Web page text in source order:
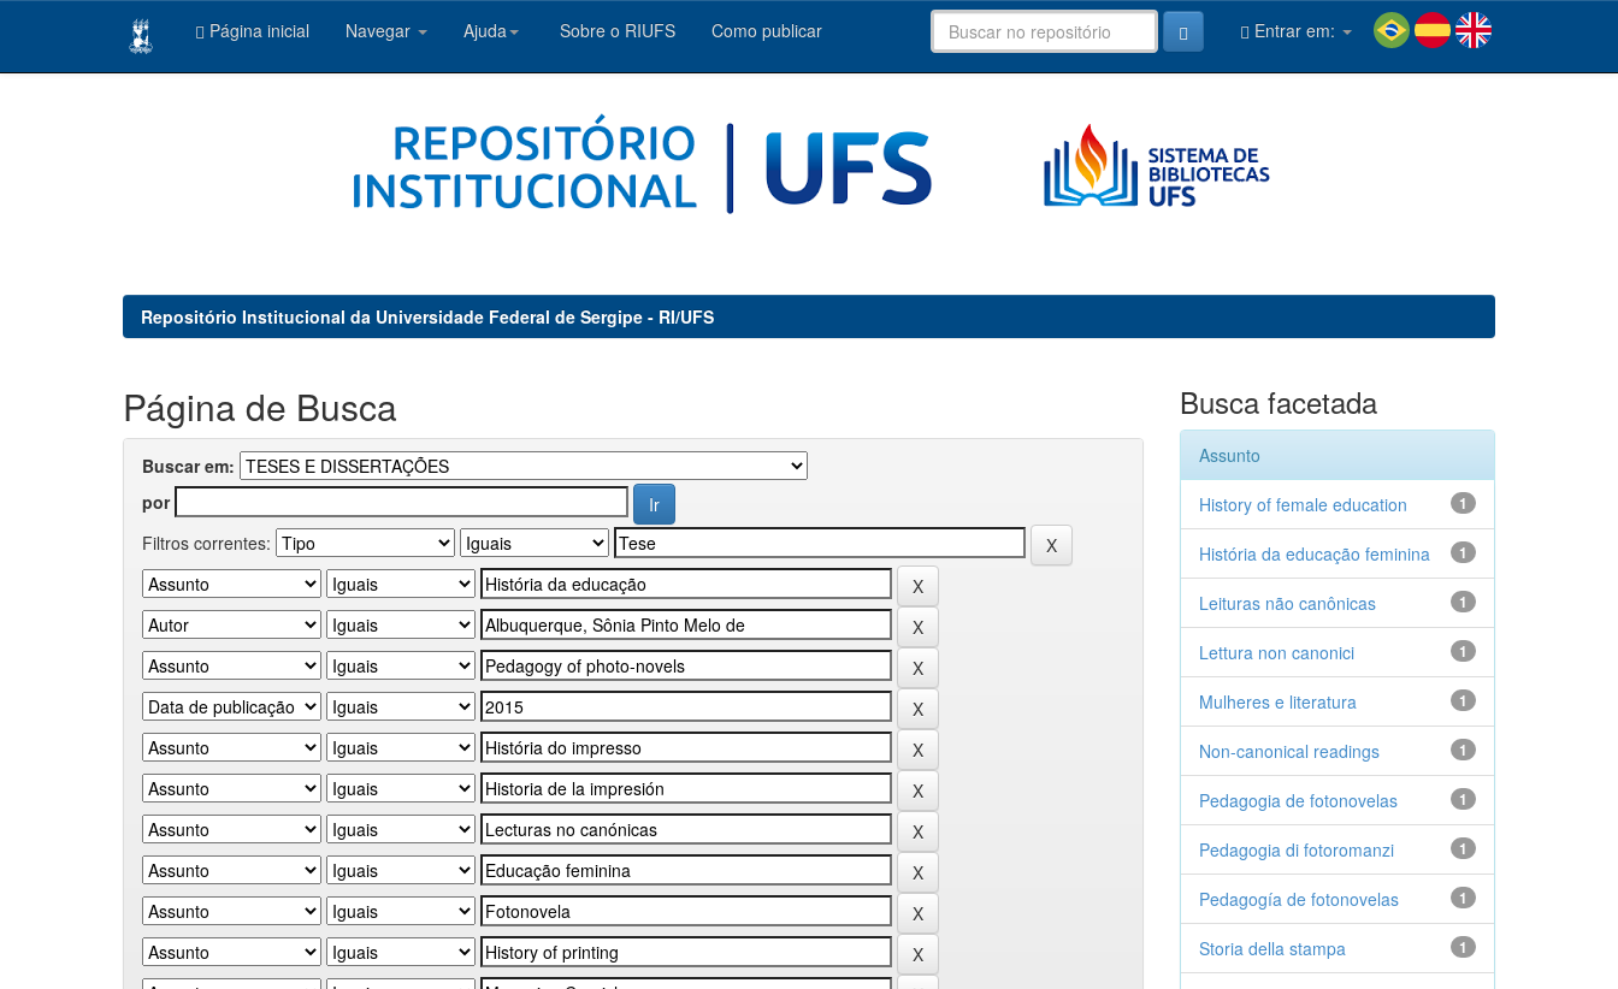
Página inicial Navegar Ajuda Sobre o RIUFS Como publicar Entrar em:
Repositório Institucional da Universidade Federal de Sergipe - RI/UFS
Página de Busca
Buscar em:
por
Filtros correntes:
Busca facetada
Assunto
1
History of female education
1
História da educação feminina
1
Leituras não canônicas
1
Lettura non canonici
1
Mulheres e literatura
1
Non-canonical readings
1
Pedagogia de fotonovelas
1
Pedagogia di fotoromanzi
1
Pedagogía de fotonovelas
1
Storia della stampa